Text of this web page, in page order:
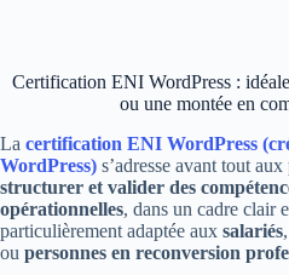
Certification ENI WordPress :
ou une montée en
La certification ENI WordPress
WordPress) s’adresse avant tout
structurer et valider des
opérationnelles, dans un cadre clair
particulièrement adaptée aux salariés,
ou personnes en reconversion